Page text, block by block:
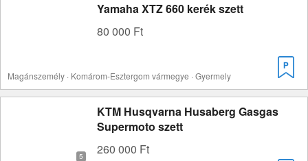
Yamaha XTZ 660 kerék szett
80 000 Ft
Magánszemély · Komárom-Esztergom vármegye · Gyermely
KTM Husqvarna Husaberg Gasgas
Supermoto szett
260 000 Ft